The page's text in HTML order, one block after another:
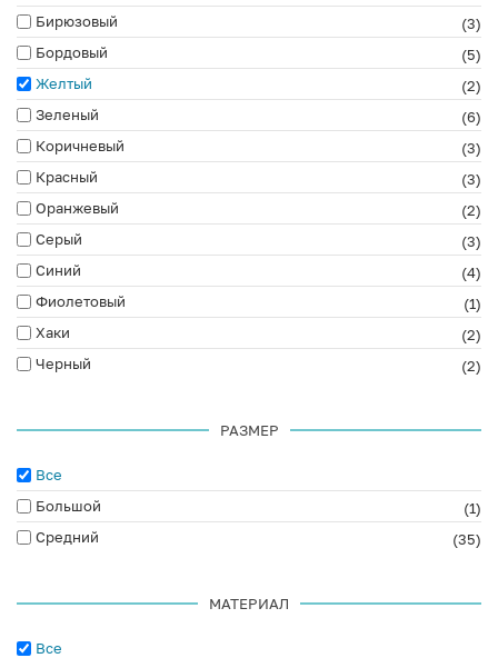
Бирюзовый
(3)
Бордовый
(5)
Желтый
(2)
Зеленый
(6)
Коричневый
(3)
Красный
(3)
Оранжевый
(2)
Серый
(3)
Синий
(4)
Фиолетовый
(1)
Хаки
(2)
Черный
(2)
РАЗМЕР
Все
Большой
(1)
Средний
(35)
МАТЕРИАЛ
Все